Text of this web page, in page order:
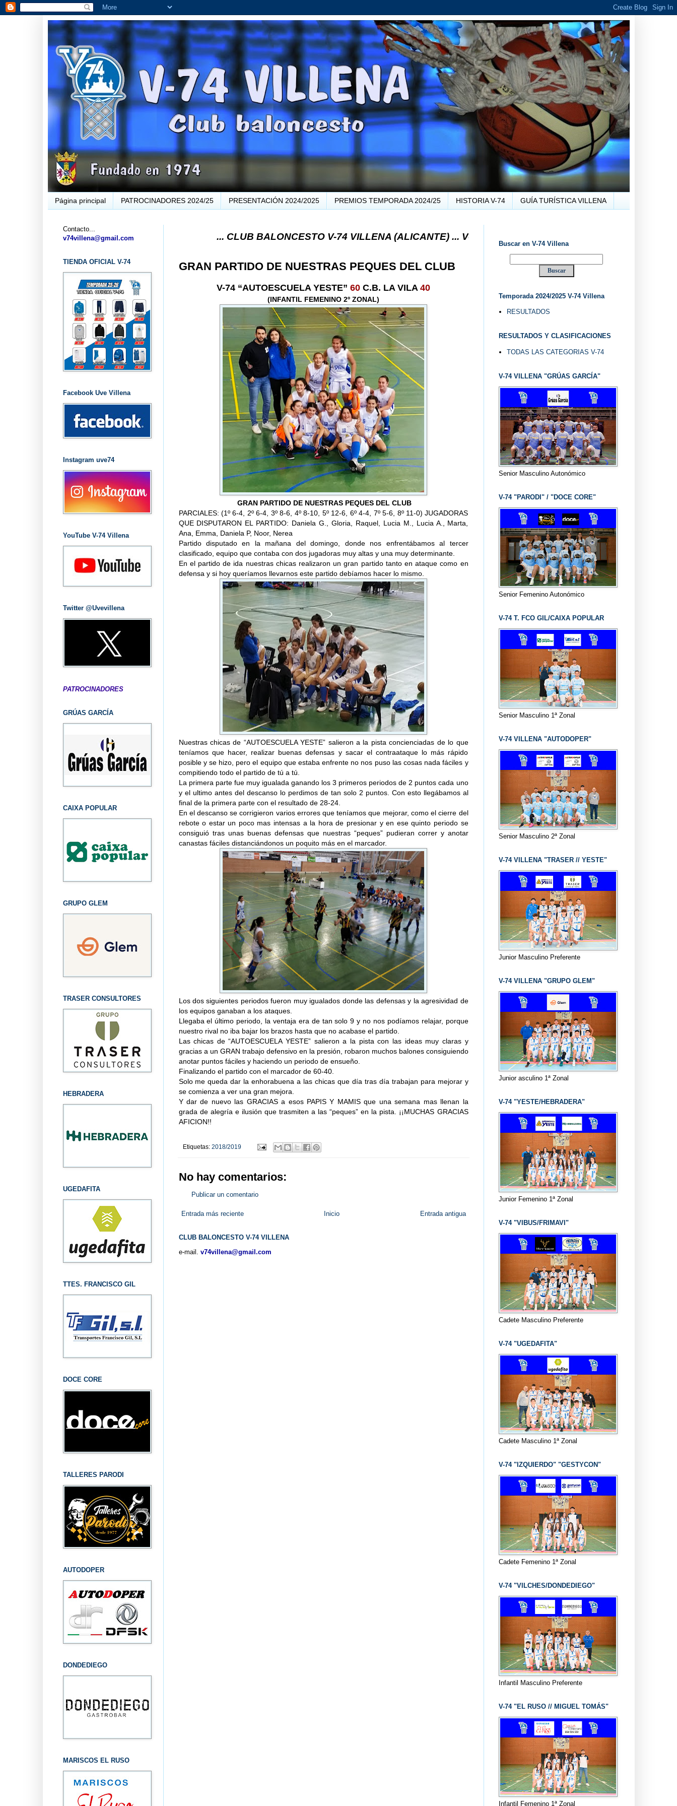
Página principal PATROCINADORES 2024/25 PRESENTACIÓN 2024/2025 PREMIOS TEMPORADA 2024/25 HISTORIA V-74 GUÍA TURÍSTICA VILLENA
... CLUB BALONCESTO V-74 VILLENA (ALICANTE) ... V-74 VILLENA DESDE 1.974 ... EL "UVE" ...
GRAN PARTIDO DE NUESTRAS PEQUES DEL CLUB
V-74 “AUTOESCUELA YESTE” 60 C.B. LA VILA 40
(INFANTIL FEMENINO 2º ZONAL)
GRAN PARTIDO DE NUESTRAS PEQUES DEL CLUB
PARCIALES: (1º 6-4, 2º 6-4, 3º 8-6, 4º 8-10, 5º 12-6, 6º 4-4, 7º 5-6, 8º 11-0) JUGADORAS
QUE DISPUTARON EL PARTIDO: Daniela G., Gloria, Raquel, Lucia M., Lucia A., Marta,
Ana, Emma, Daniela P, Noor, Nerea
Partido disputado en la mañana del domingo, donde nos enfrentábamos al tercer
clasificado, equipo que contaba con dos jugadoras muy altas y una muy determinante.
En el partido de ida nuestras chicas realizaron un gran partido tanto en ataque como en
defensa y si hoy queríamos llevarnos este partido debíamos hacer lo mismo.
Nuestras chicas de “AUTOESCUELA YESTE” salieron a la pista concienciadas de lo que
teníamos que hacer, realizar buenas defensas y sacar el contraataque lo más rápido
posible y se hizo, pero el equipo que estaba enfrente no nos puso las cosas nada fáciles y
compitiendo todo el partido de tú a tú.
La primera parte fue muy igualada ganando los 3 primeros periodos de 2 puntos cada uno
y el ultimo antes del descanso lo perdimos de tan solo 2 puntos. Con esto llegábamos al
final de la primera parte con el resultado de 28-24.
En el descanso se corrigieron varios errores que teníamos que mejorar, como el cierre del
rebote o estar un poco mas intensas a la hora de presionar y en ese quinto periodo se
consiguió tras unas buenas defensas que nuestras “peques” pudieran correr y anotar
canastas fáciles distanciándonos un poquito más en el marcador.
Los dos siguientes periodos fueron muy igualados donde las defensas y la agresividad de
los equipos ganaban a los ataques.
Llegaba el último periodo, la ventaja era de tan solo 9 y no nos podíamos relajar, porque
nuestro rival no iba bajar los brazos hasta que no acabase el partido.
Las chicas de “AUTOESCUELA YESTE” salieron a la pista con las ideas muy claras y
gracias a un GRAN trabajo defensivo en la presión, robaron muchos balones consiguiendo
anotar puntos fáciles y haciendo un periodo de ensueño.
Finalizando el partido con el marcador de 60-40.
Solo me queda dar la enhorabuena a las chicas que día tras día trabajan para mejorar y
se comienza a ver una gran mejora.
Y dar de nuevo las GRACIAS a esos PAPIS Y MAMIS que una semana mas llenan la
grada de alegría e ilusión que trasmiten a las “peques” en la pista. ¡¡MUCHAS GRACIAS
AFICION!!
Etiquetas: 2018/2019
No hay comentarios:
Publicar un comentario
Entrada más reciente Entrada antigua
Inicio
CLUB BALONCESTO V-74 VILLENA
e-mail. v74villena@gmail.com
Contacto...
v74villena@gmail.com
TIENDA OFICIAL V-74
Facebook Uve Villena
Instagram uve74
YouTube V-74 Villena
Twitter @Uvevillena
PATROCINADORES
GRÚAS GARCÍA
CAIXA POPULAR
GRUPO GLEM
TRASER CONSULTORES
HEBRADERA
UGEDAFITA
TTES. FRANCISCO GIL
DOCE CORE
TALLERES PARODI
AUTODOPER
DONDEDIEGO
MARISCOS EL RUSO
Buscar en V-74 Villena
Temporada 2024/2025 V-74 Villena
RESULTADOS
RESULTADOS Y CLASIFICACIONES
TODAS LAS CATEGORIAS V-74
V-74 VILLENA "GRÚAS GARCÍA"
Senior Masculino Autonómico
V-74 "PARODI" / "DOCE CORE"
Senior Femenino Autonómico
V-74 T. FCO GIL/CAIXA POPULAR
Senior Masculino 1ª Zonal
V-74 VILLENA "AUTODOPER"
Senior Masculino 2ª Zonal
V-74 VILLENA "TRASER // YESTE"
Junior Masculino Preferente
V-74 VILLENA "GRUPO GLEM"
Junior asculino 1ª Zonal
V-74 "YESTE/HEBRADERA"
Junior Femenino 1ª Zonal
V-74 "VIBUS/FRIMAVI"
Cadete Masculino Preferente
V-74 "UGEDAFITA"
Cadete Masculino 1ª Zonal
V-74 "IZQUIERDO" "GESTYCON"
Cadete Femenino 1ª Zonal
V-74 "VILCHES/DONDEDIEGO"
Infantil Masculino Preferente
V-74 "EL RUSO // MIGUEL TOMÁS"
Infantil Femenino 1ª Zonal